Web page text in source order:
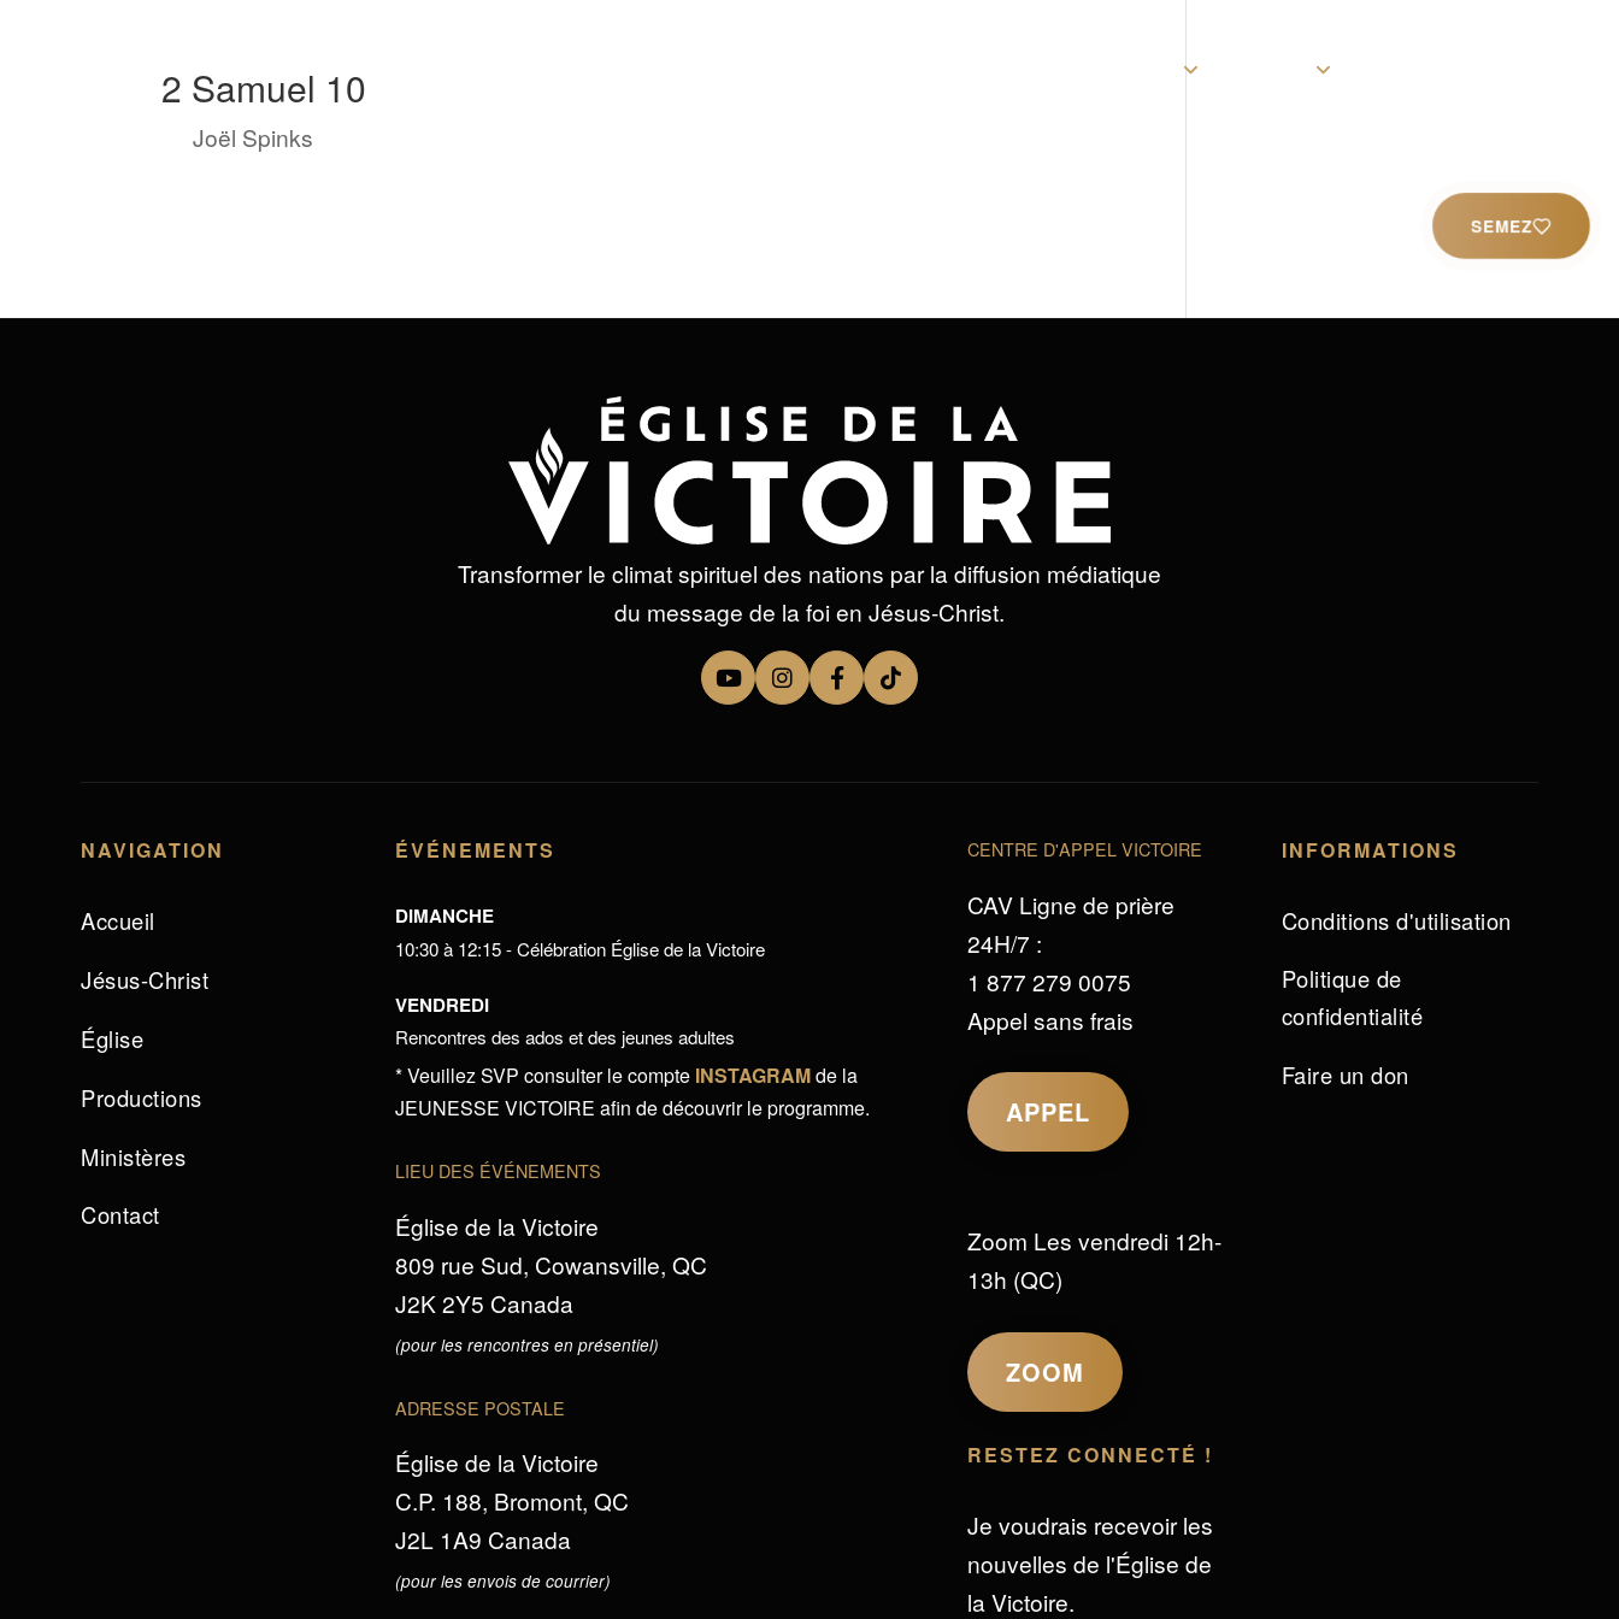
SEMEZ
2 Samuel 10
byJoël Spinks
Transformer le climat spirituel des nations par la diffusion médiatique
du message de la foi en Jésus-Christ.
NAVIGATION
Accueil
Jésus-Christ
Église
Productions
Ministères
Contact
ÉVÉNEMENTS
DIMANCHE
10:30 à 12:15 - Célébration Église de la Victoire
VENDREDI
Rencontres des ados et des jeunes adultes
* Veuillez SVP consulter le compte INSTAGRAMde la
JEUNESSE VICTOIRE afin de découvrir le programme.
LIEU DES ÉVÉNEMENTS
Église de la Victoire
809 rue Sud, Cowansville, QC
J2K 2Y5 Canada
(pour les rencontres en présentiel)
ADRESSE POSTALE
Église de la Victoire
C.P. 188, Bromont, QC
J2L 1A9 Canada
(pour les envois de courrier)
CENTRE D'APPEL VICTOIRE
CAV Ligne de prière
24H/7 :
1 877 279 0075
Appel sans frais
APPEL
Zoom Les vendredi 12h-
13h (QC)
ZOOM
RESTEZ CONNECTÉ !
Je voudrais recevoir les
nouvelles de l'Église de
la Victoire.
INFORMATIONS
Conditions d'utilisation
Politique de
confidentialité
Faire un don